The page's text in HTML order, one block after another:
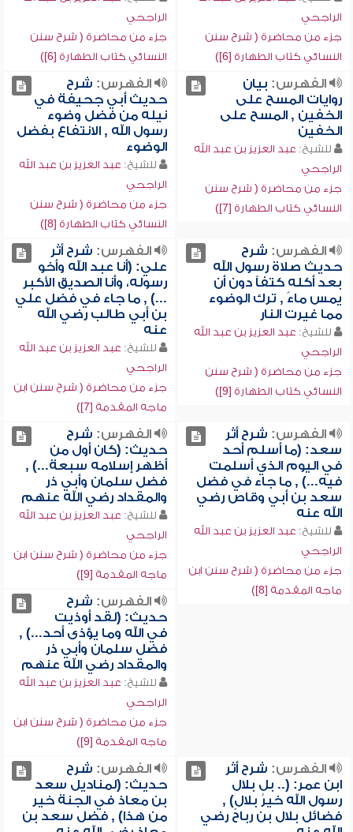
الراجحي
جزء من محاضرة ( شرح سنن
النسائي كتاب الطهارة [6])
الراجحي
جزء من محاضرة ( شرح سنن
النسائي كتاب الطهارة [6])
الفهرس: بيان
روايات المسح على
الخفين , المسح على
الخفين
للشيخ: عبد العزيز بن عبد الله
الراجحي
جزء من محاضرة ( شرح سنن
النسائي كتاب الطهارة [7])
الفهرس: شرح
حديث أبي جحيفة في
نيله من فضل وضوء
رسول الله , الانتفاع بفضل
الوضوء
للشيخ: عبد العزيز بن عبد الله
الراجحي
جزء من محاضرة ( شرح سنن
النسائي كتاب الطهارة [8])
الفهرس: شرح
حديث صلاة رسول الله
بعد أكله كتفاً دون أن
يمس ماءً , ترك الوضوء
مما غيرت النار
للشيخ: عبد العزيز بن عبد الله
الراجحي
جزء من محاضرة ( شرح سنن
النسائي كتاب الطهارة [9])
الفهرس: شرح أثر
علي: (أنا عبد الله وأخو
رسوله، وأنا الصديق الأكبر
...) , ما جاء في فضل علي
بن أبي طالب رضي الله
عنه
للشيخ: عبد العزيز بن عبد الله
الراجحي
جزء من محاضرة ( شرح سنن ابن
ماجه المقدمة [7])
الفهرس: شرح أثر
سعد: (ما أسلم أحد
في اليوم الذي أسلمت
فيه...) , ما جاء في فضل
سعد بن أبي وقاص رضي
الله عنه
للشيخ: عبد العزيز بن عبد الله
الراجحي
جزء من محاضرة ( شرح سنن ابن
ماجه المقدمة [8])
الفهرس: شرح
حديث: (كان أول من
أظهر إسلامه سبعة...) ,
فضل سلمان وأبي ذر
والمقداد رضي الله عنهم
للشيخ: عبد العزيز بن عبد الله
الراجحي
جزء من محاضرة ( شرح سنن ابن
ماجه المقدمة [9])
الفهرس: شرح
حديث: (لقد أوذيت
في الله وما يؤذى أحد...) ,
فضل سلمان وأبي ذر
والمقداد رضي الله عنهم
للشيخ: عبد العزيز بن عبد الله
الراجحي
جزء من محاضرة ( شرح سنن ابن
ماجه المقدمة [9])
الفهرس: شرح أثر
ابن عمر: (.. بل بلال
رسول الله خيرُ بلالٍ) ,
فضائل بلال بن رباح رضي
الفهرس: شرح
حديث: (لمناديل سعد
بن معاذ في الجنة خير
من هذا) , فضل سعد بن